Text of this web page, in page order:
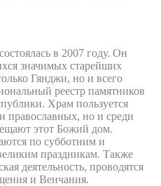
в 2007 году. Он
значимых старейших
Гянджи, но и всего
реестр памятников
Храм пользуется
православных, но и среди
этот Божий дом.
по субботним и
праздникам. Также
деятельность, проводятся
и Венчания.